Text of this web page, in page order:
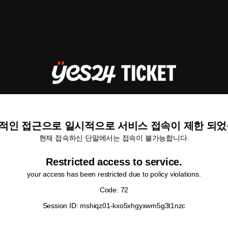
인 접근으로 일시적으로 서비스 접속이 제한 되
현재 접속하신 단말에서는 접속이 불가능합니다.
Restricted access to service.
your access has been restricted due to policy violations.
Code: 72
Session ID: mshiqz01-kxo5xhgyxwm5g3t1nzc